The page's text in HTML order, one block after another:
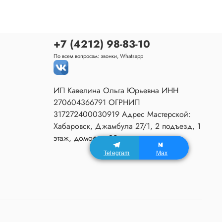
+7 (4212) 98-83-10
По всем вопросам: звонки, Whatsapp
ИП Кавелина Ольга Юрьевна ИНН
270604366791 ОГРНИП
317272400030919 Адрес Мастерской:
Хабаровск, Джамбула 27/1, 2 подъезд, 1
этаж, домофон 80.
Telegram Max